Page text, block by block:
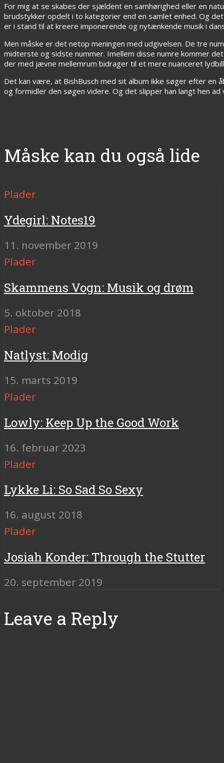
For mig at se skabes der sjældent en samhørighed eller en
brudstykker opdelt i to kategorier end en samlet enhed. Og
er i stand til at kreere imponerende og nytænkende musik i
Men måske er det netop meningen med udgivelsen. De tre
midterste og sidste nummer. Imellem disse numre kommer
der med jævne mellemrum bidrager til et mere nuanceret
Det kan være, at BishBusch med sit album ikke søger efter en
og formidler den søgen videre. Og det slipper han langt hen
Måske kan du også lide
Plader
Ydegirl: Notes19
11. november 2019
Plader
Skammens Vogn: Musik og drøm
5. oktober 2018
Plader
Natlyst: Modig
15. marts 2019
Plader
Lowly: Keep Up the Good Work
16. februar 2023
Plader
Lykke Li: So Sad So Sexy
16. august 2018
Plader
Josiah Konder: Through the Stutter
20. september 2019
Leave a Reply